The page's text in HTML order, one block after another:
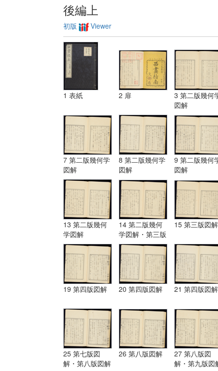
後編上
初版 Viewer
1 表紙 2 扉
3 第二版幾何
図解
7 第二版幾何学
図解
8 第二版幾何学
図解
9 第二版幾何
図解
13 第二版幾何
学図解
14 第二版幾何
学図解・第三版
図解
15 第三版図解
19 第四版図解 20 第四版図解 21 第四版図解
25 第七版図
解・第八版図解
26 第八版図解
27 第八版図
解・第九版図